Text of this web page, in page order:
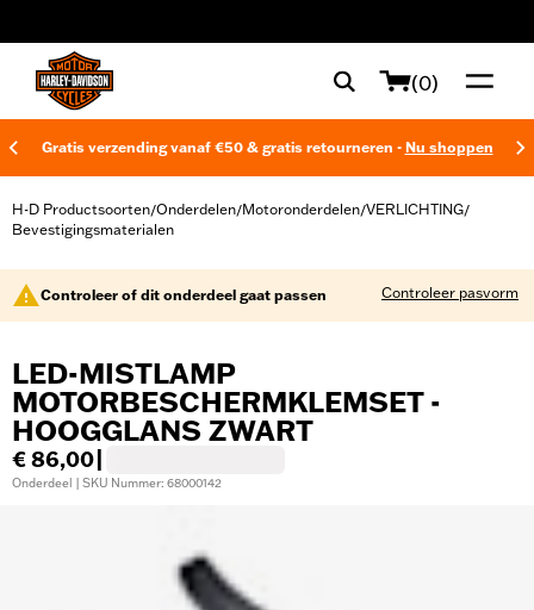
(0)
Gratis verzending vanaf €50 & gratis retourneren - Nu shoppen
H-D Productsoorten/Onderdelen/Motoronderdelen/VERLICHTING/
Bevestigingsmaterialen
Controleer of dit onderdeel gaat passen Controleer pasvorm
LED-MISTLAMP
MOTORBESCHERMKLEMSET -
HOOGGLANS ZWART
€ 86,00
Onderdeel | SKU Nummer: 68000142